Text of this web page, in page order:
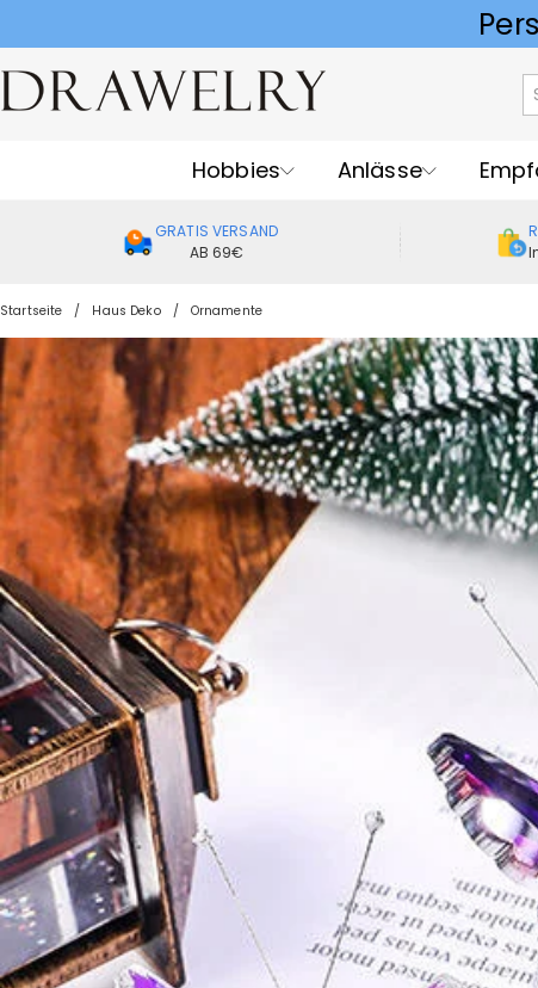
Hobbies Anlässe
GRATIS VERSAND
AB 69€
Startseite Haus Deko Ornamente